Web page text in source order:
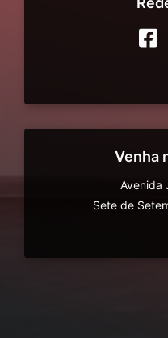
Venha
Avenida
Sete de